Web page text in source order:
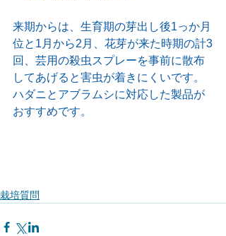
来期からは、生育期の芽出し後1っか月
位と1月から2月、花芽が来た時期の計3
回、芸用の殺虫スプレーを事前に散布
してあげると害虫が着きにくいです。
ハダニとアブラムシに対応した製品が
おすすめです。
栽培質問